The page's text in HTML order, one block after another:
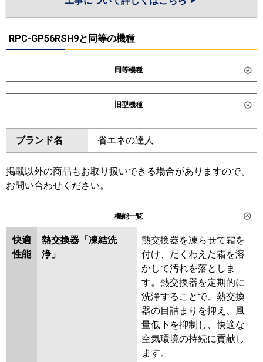
RPC-GP56RSH9と同等の機種
同等機種
ダイキン SZRH56CNT SZRH56CT
東芝 GCEA05611XU GCEA05611MUB
GCSA05613XU GCSA05613MUB
三菱電機 PCZ-ERMP56KL6 PCZ-
ERMP56K6
日立 RPC-GP56RSH11
FDEV566H6S
パナソニック PA-P56T7KNC PA-P56T7KNCX
PA-P56T7KC PA-P56T7HNCX
PA-P56T7HC PA-P56T7HNC
旧型機種
ダイキン SZRH56BYNT SZRH56BYT
SZRH56BJT
SZRH56BFNT SZRH56BFT
SZRH56BCT SZRH56BCNT
RCSA05643XU RCSA05633M
RCSA05633X
ACSA05687M
三菱電機 PCZ-ERMP56KL5 PCZ-
ERMP56K5 PCZ-ERMP56KL4
PCZ-ERMP56K4 PCZ-ERMP56K3
PCZ-ERMP56KL3 PCZ-
ERMP56K2 PCZ-ERMP56KL2
PCZ-ERMP56KZ
PCZ-
ERMP56KLZ PCZ-ERMP56KY
PCZ-ERMP56KLY
ブランド名 省エネの達人
掲載以外の商品もお取り扱いできる場合がありますので、
お問い合わせください。
機能一覧
快適
性能
熱交換器「凍結洗
浄」
熱交換器を凍らせて霜を
付け、たくわえた霜を溶
かして汚れを落としま
す。熱交換器を定期的に
洗浄することで、熱交換
器の目詰まりを抑え、風
量低下を抑制し、快適な
空気環境の持続に貢献し
ます。